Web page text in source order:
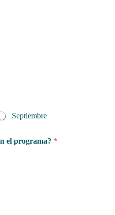
Septiembre
el programa? *